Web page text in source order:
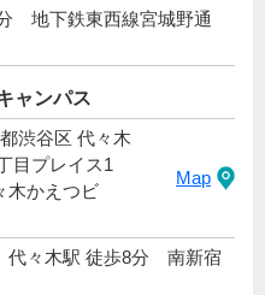
地下鉄東西線宮城野通
ャンパス
渋谷区 代々木
目プレイス1
木かえつビ
Map
々木駅 徒歩8分 南新宿